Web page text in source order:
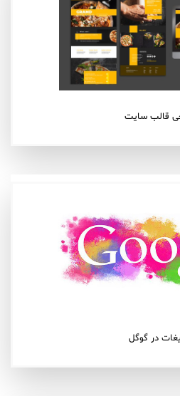
قالب سایت
در گوگل